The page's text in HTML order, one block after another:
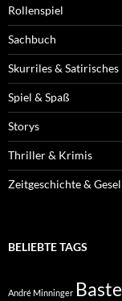
Rollenspiel
Sachbuch
Skurriles & Satirisches
Spiel & Spaß
Storys
Thriller & Krimis
Zeitgeschichte &
BELIEBTE TAGS
André Minninger